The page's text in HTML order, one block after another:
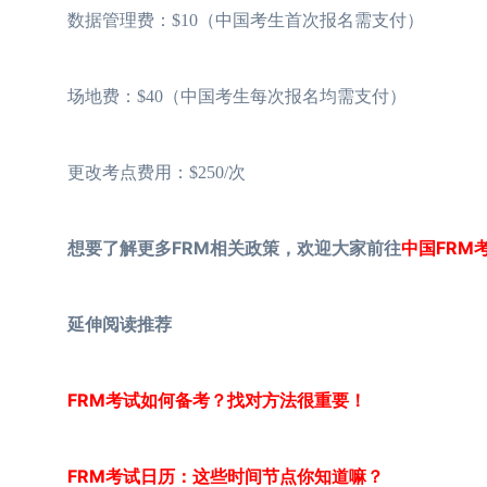
数据管理费：$10（中国考生首次报名需支付）
场地费：$40（中国考生每次报名均需支付）
更改考点费用：$250/次
想要了解更多FRM相关政策，欢迎大家前往中国FRM
延伸阅读推荐
FRM考试如何备考？找对方法很重要！
FRM考试日历：这些时间节点你知道嘛？